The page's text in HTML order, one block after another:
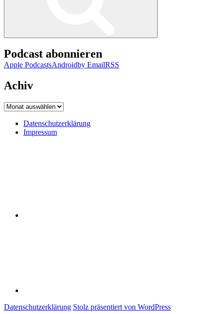
Podcast abonnieren
Apple PodcastsAndroidby EmailRSS
Achiv
Achiv
Datenschutzerklärung
Impressum
Datenschutzerklärung Stolz präsentiert von WordPress